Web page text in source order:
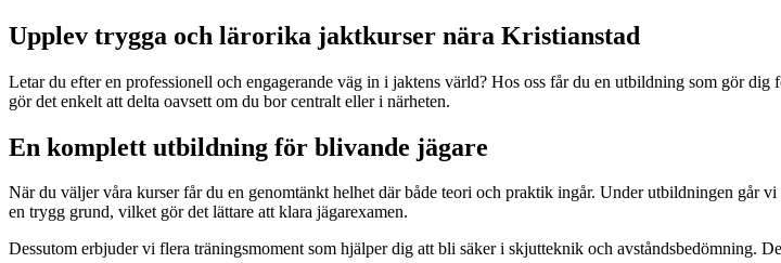
Upplev trygga och lärorika jaktkurser nära Kristianstad
Letar du efter en professionell och engagerande väg in i jaktens värld? Hos oss får du en utbildning som gör dig
gör det enkelt att delta oavsett om du bor centralt eller i närheten.
En komplett utbildning för blivande jägare
När du väljer våra kurser får du en genomtänkt helhet där både teori och praktik ingår. Under utbildningen går
en trygg grund, vilket gör det lättare att klara jägarexamen.
Dessutom erbjuder vi flera träningsmoment som hjälper dig att bli säker i skjutteknik och avståndsbedömning.